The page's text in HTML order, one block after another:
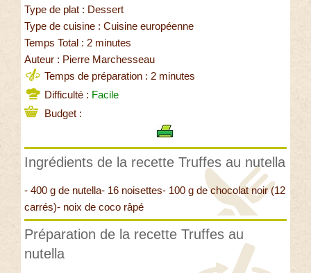
Type de plat : Dessert
Type de cuisine : Cuisine européenne
Temps Total : 2 minutes
Auteur : Pierre Marchesseau
Temps de préparation : 2 minutes
Difficulté : Facile
Budget :
Ingrédients de la recette Truffes au nutella
- 400 g de nutella- 16 noisettes- 100 g de chocolat noir (12
carrés)- noix de coco râpé
Préparation de la recette Truffes au
nutella